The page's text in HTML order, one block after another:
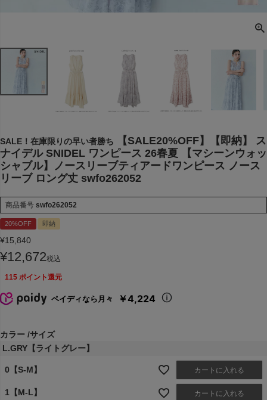
SALE！在庫限りの早い者勝ち
【SALE20%OFF】【即納】 ス
ナイデル SNIDEL ワンピース 26春夏 【マシーンウォッ
シャブル】ノースリーブティアードワンピース ノース
リーブ ロング丈 swfo262052
商品番号 swfo262052
20%OFF 即納
¥15,840
¥12,672税込
115 ポイント還元
ペイディなら月々 ￥4,224
カラー サイズ
L.GRY【ライトグレー】
0【S-M】 カートに入れる
1【M-L】 カートに入れる